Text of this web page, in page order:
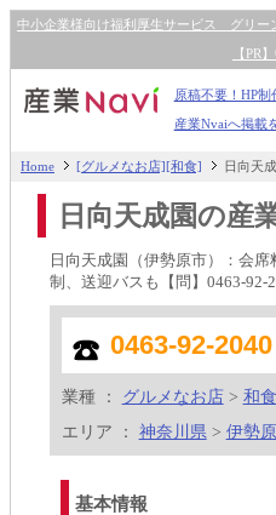
中小企業様向け福利厚生サービス グリー
【PR
原稿不要！HP
産業Nvaiへ掲載
Home [グルメなお店][和食] 日向天
日向天成園の産
日向天成園（伊勢原市）：会
制、送迎バスも【問】0463-92-
0463-92-2040
業種 ： グルメなお店> 和食
エリア ： 神奈川県 > 伊勢
基本情報